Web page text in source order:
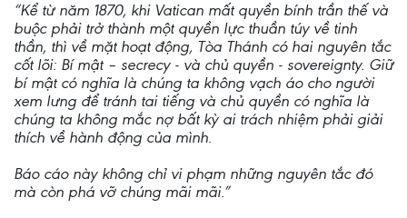
“Kể từ năm 1870, khi Vatican mất quyền bính trần thế và
buộc phải trở thành một quyền lực thuần túy về tinh
thần, thì về mặt hoạt động, Tòa Thánh có hai nguyên tắc
cốt lõi: Bí mật – secrecy - và chủ quyền - sovereignty. Giữ
bí mật có nghĩa là chúng ta không vạch áo cho người
xem lưng để tránh tai tiếng và chủ quyền có nghĩa là
chúng ta không mắc nợ bất kỳ ai trách nhiệm phải giải
thích về hành động của mình.
Báo cáo này không chỉ vi phạm những nguyên tắc đó
mà còn phá vỡ chúng mãi mãi.”